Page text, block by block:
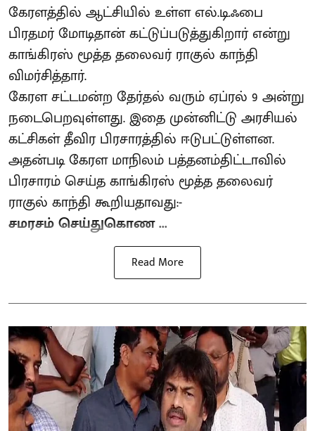
கேரளத்தில் ஆட்சியில் உள்ள எல்.டி.ஃபை
பிரதமர் மோடிதான் கட்டுப்படுத்துகிறார் என்று
காங்கிரஸ் மூத்த தலைவர் ராகுல் காந்தி
விமர்சித்தார்.
கேரள சட்டமன்ற தேர்தல் வரும் ஏப்ரல் 9 அன்று
நடைபெறவுள்ளது. இதை முன்னிட்டு அரசியல்
கட்சிகள் தீவிர பிரசாரத்தில் ஈடுபட்டுள்ளன.
அதன்படி கேரள மாநிலம் பத்தனம்திட்டாவில்
பிரசாரம் செய்த காங்கிரஸ் மூத்த தலைவர்
ராகுல் காந்தி கூறியதாவது:-
சமரசம் செய்துகொண ...
Read More